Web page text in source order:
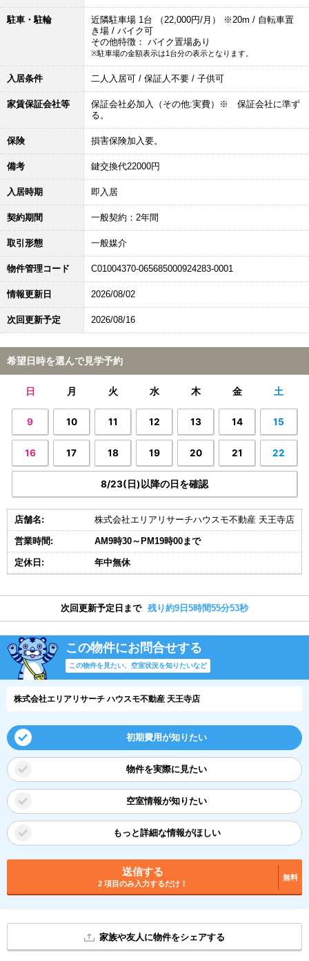
駐車・駐輪
近隣駐車場 1台 （22,000円/月） ※20m / 自転車置
き場 / バイク可
その他特徴： バイク置場あり
※駐車場の金額表示は1台分の表示となります。
入居条件 二人入居可 / 保証人不要 / 子供可
家賃保証会社等
保証会社必加入（その他:実費）※ 保証会社に準ず
る。
保険 損害保険加入要。
備考 鍵交換代22000円
入居時期 即入居
契約期間 一般契約：2年間
取引形態 一般媒介
物件管理コード C01004370-065685000924283-0001
情報更新日 2026/08/02
次回更新予定 2026/08/16
希望日時を選んで見学予約
日 月 火 水 木 金 土
9 10 11 12 13 14 15
16 17 18 19 20 21 22
8/23(日)以降の日を確認
店舗名: 株式会社エリアリサーチハウスモ不動産 天王寺店
営業時間: AM9時30～PM19時00まで
定休日: 年中無休
次回更新予定日まで 残り約9日5時間55分52秒
この物件にお問合せする
この物件を見たい、空室状況を知りたいなど
株式会社エリアリサーチ ハウスモ不動産 天王寺店
初期費用が知りたい
物件を実際に見たい
空室情報が知りたい
もっと詳細な情報がほしい
送信する
2 項目のみ入力するだけ！
無料
家族や友人に物件をシェアする